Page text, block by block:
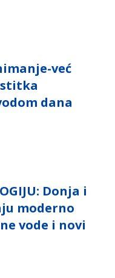
već
dana
Donja i
moderno
vode i novi